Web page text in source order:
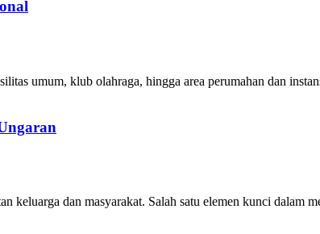
umum, klub olahraga, hingga area perumahan dan
keluarga dan masyarakat. Salah satu elemen kunci dalam